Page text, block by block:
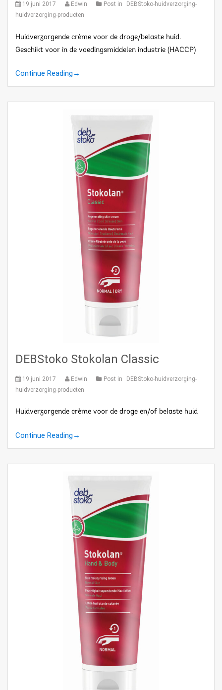
19 juni 2017 Edwin Post in
DEBStoko-huidverzorging-
huidverzorging-producten
Huidverzorgende crème voor de droge/belaste huid.
Geschikt voor in de voedingsmiddelen industrie (HACCP)
Continue Reading →
DEBStoko Stokolan Classic
19 juni 2017 Edwin Post in
DEBStoko-huidverzorging-
huidverzorging-producten
Huidverzorgende crème voor de droge en/of belaste huid
Continue Reading →